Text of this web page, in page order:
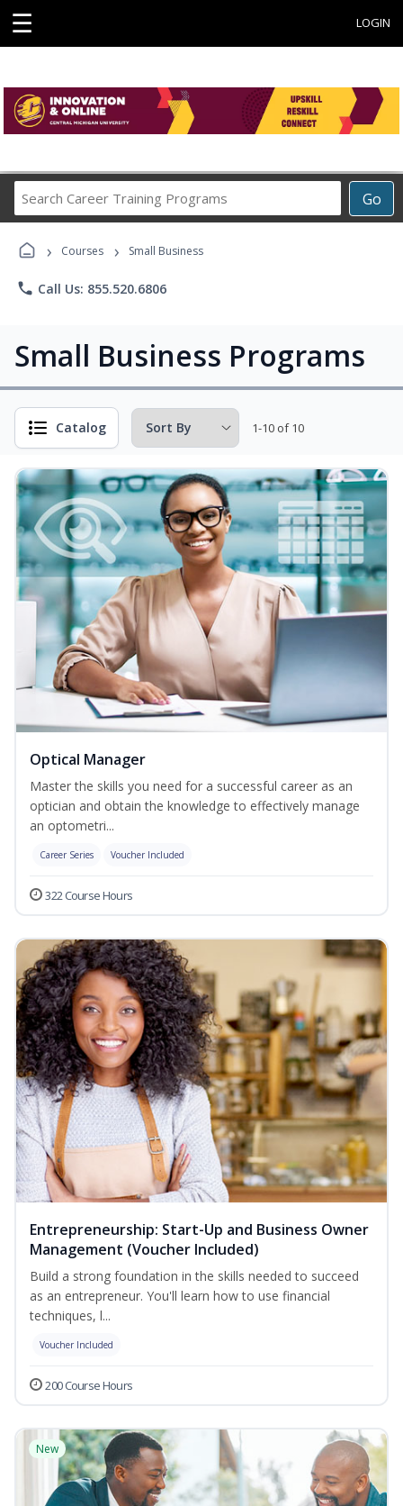
☰ LOGIN
Go
Career
Programs
› Courses › Small Business
phone Call Us: 855.520.6806
Small Business Programs
Catalog 1-10 of 10
Optical Manager
Master the skills you need for a successful career as an
optician and obtain the knowledge to effectively manage
an optometri...
Career Series Voucher Included
322 Course Hours
Entrepreneurship: Start-Up and Business Owner
Management (Voucher Included)
Build a strong foundation in the skills needed to succeed
as an entrepreneur. You'll learn how to use financial
techniques, l...
Voucher Included
200 Course Hours
New